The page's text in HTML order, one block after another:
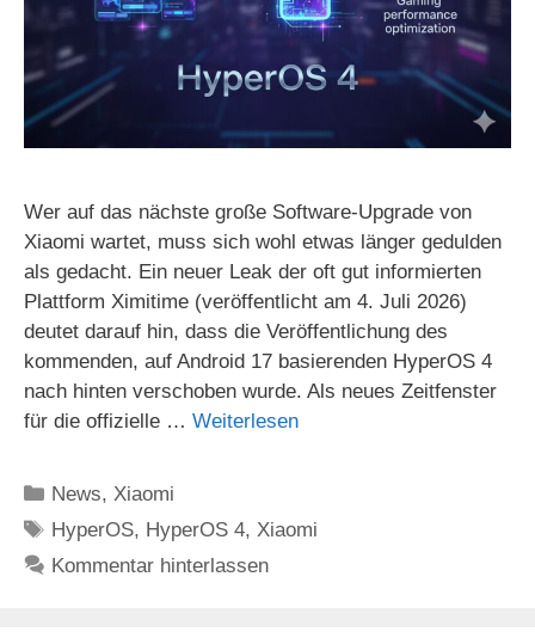
Wer auf das nächste große Software-Upgrade von
Xiaomi wartet, muss sich wohl etwas länger gedulden
als gedacht. Ein neuer Leak der oft gut informierten
Plattform Ximitime (veröffentlicht am 4. Juli 2026)
deutet darauf hin, dass die Veröffentlichung des
kommenden, auf Android 17 basierenden HyperOS 4
nach hinten verschoben wurde. Als neues Zeitfenster
für die offizielle … Weiterlesen
Kategorien
News, Xiaomi
Schlagwörter
HyperOS, HyperOS 4, Xiaomi
Kommentar hinterlassen